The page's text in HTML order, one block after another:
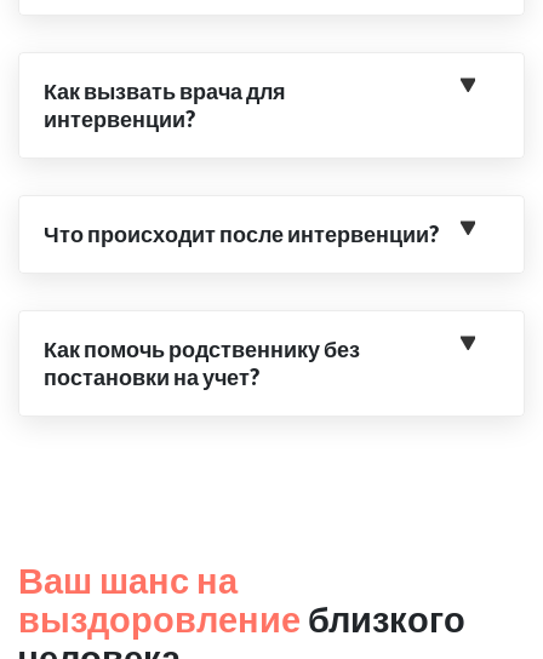
Как вызвать врача для
интервенции?
Что происходит после интервенции?
Как помочь родственнику без
постановки на учет?
Ваш шанс на
выздоровление близкого